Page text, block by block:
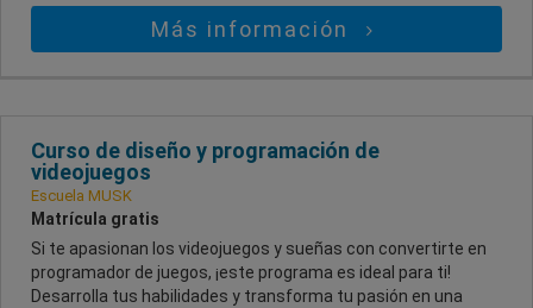
Más información
Curso de diseño y programación de
videojuegos
Escuela MUSK
Matrícula gratis
Si te apasionan los videojuegos y sueñas con convertirte en
programador de juegos, ¡este programa es ideal para ti!
Desarrolla tus habilidades y transforma tu pasión en una